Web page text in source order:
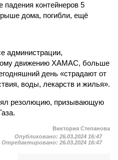
падения контейнеров 5
дома, погибли, ещё
администрации,
движению ХАМАС, больше
день «страдают от
воды, лекарств и жилья».
резолюцию, призывающую
Виктория Степанова
Опубликовано: 26.03.2024 16:47
Отредактировано: 26.03.2024 16:47